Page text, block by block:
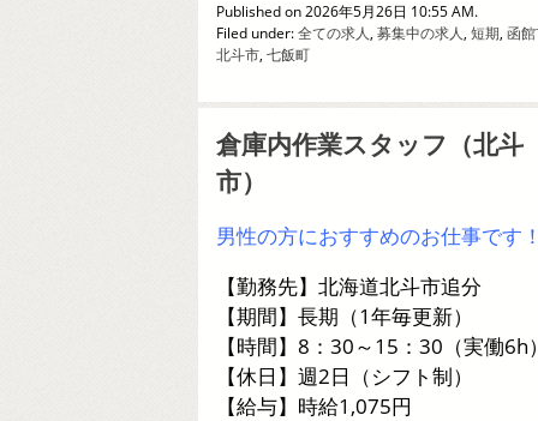
Published on 2026年5月26日 10:55 AM.
Filed under:全ての求人, 募集中の求人, 短期, 函
北斗市, 七飯町
倉庫内作業スタッフ（北斗
市）
男性の方におすすめのお仕事です
【勤務先】北海道北斗市追分
【期間】長期（1年毎更新）
【時間】8：30～15：30（実働6h
【休日】週2日（シフト制）
【給与】時給1,075円